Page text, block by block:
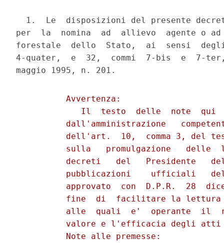
1.  Le  disposizioni del presente
per  la  nomina  ad  allievo  agente o ad
forestale  dello  Stato,  ai  sensi
4-quater,  e  32,  commi  7-bis  e  7-
          Avvertenza:
Il  testo  delle  note  qui
dall'amministrazione
dell'art.  10,  comma 3, del
sulla   promulgazione   delle
decreti   del   Presidente
pubblicazioni    ufficiali
approvato  con  D.P.R.  28
fine  di  facilitare la
alle  quali  e'  operante  il
valore e l'efficacia degli
          Note alle premesse: